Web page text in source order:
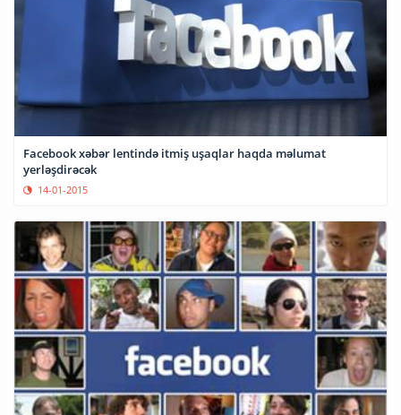
Facebook xəbər lentində itmiş uşaqlar haqda məlumat
yerləşdirəcək
14-01-2015